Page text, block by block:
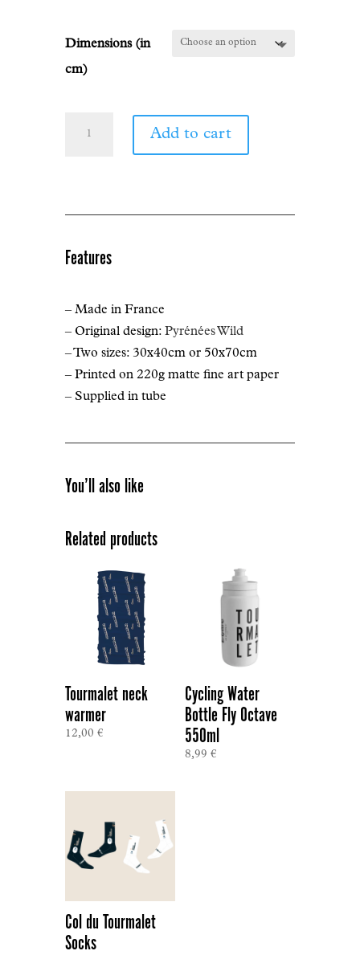
through
Dimensions (in
cm)
Tourmalet
de
France
1910
quantity
Add to cart
Features
– Made in France
– Original design: Pyrénées Wild
– Two sizes: 30x40cm or 50x70cm
– Printed on 220g matte fine art paper
– Supplied in tube
You’ll also like
Related products
Tourmalet neck
warmer
12,00 €
Cycling Water
Bottle Fly Octave
550ml
8,99 €
Col du Tourmalet
Socks